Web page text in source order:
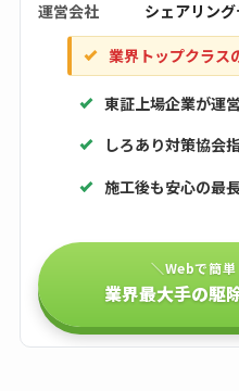
運営会社
シェアリン
業界トップクラス
東証上場企業が運
しろあり対策協会
施工後も安心の最
＼Webで簡
業界最大手の駆